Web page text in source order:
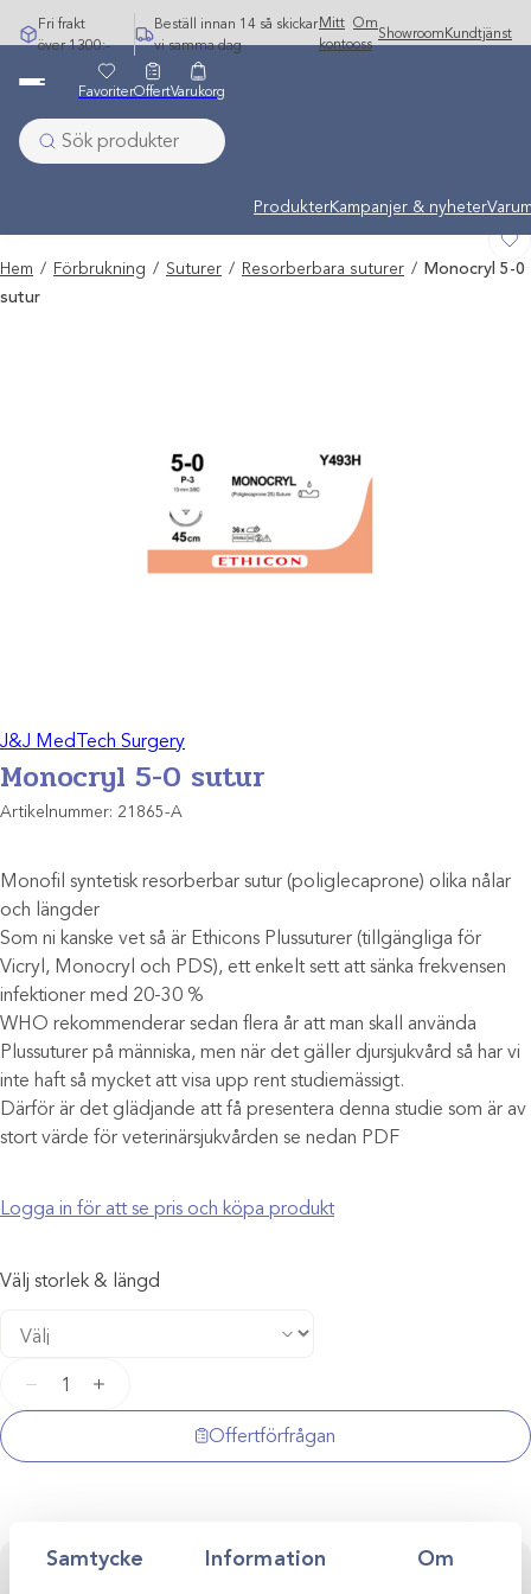
Samtycke Information Om
Hoppa
till
Fri frakt
över 1300:-
Beställ innan 14 så skickar
vi samma dag
Mitt
konto
Om
oss
Showroom Kundtjänst
Undermeny stängd: Varumärken
ProdukterKampanjer & nyheter
FavoriterOffertVarukorg
Hem / Förbrukning / Suturer / Resorberbara suturer / Monocryl 5-0
sutur
J&J MedTech Surgery
Monocryl 5-0 sutur
Artikelnummer: 21865-A
Monofil syntetisk resorberbar sutur (poliglecaprone) olika nålar
och längder
Som ni kanske vet så är Ethicons Plussuturer (tillgängliga för
Vicryl, Monocryl och PDS), ett enkelt sett att sänka frekvensen
infektioner med 20-30 %
WHO rekommenderar sedan flera år att man skall använda
Plussuturer på människa, men när det gäller djursjukvård så har vi
inte haft så mycket att visa upp rent studiemässigt.
Därför är det glädjande att få presentera denna studie som är av
stort värde för veterinärsjukvården se nedan PDF
Logga in för att se pris och köpa produkt
Välj storlek & längd
Monocryl
0
sutur
+
Offertförfrågan
Kontakta oss för personlig rådgivning